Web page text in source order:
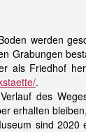
werden
Grabungen
als Friedhof
.
des
erhalten
sind